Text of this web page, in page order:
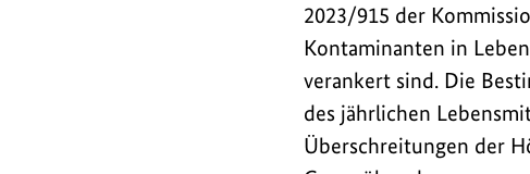
2023/915 der
Kontaminanten in
verankert sind. Die
des jährlichen
Überschreitungen der